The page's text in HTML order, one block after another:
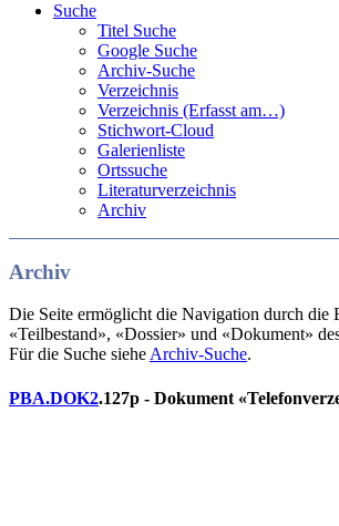
Suche
Titel Suche
Google Suche
Archiv-Suche
Verzeichnis
Verzeichnis (Erfasst am…)
Stichwort-Cloud
Galerienliste
Ortssuche
Literaturverzeichnis
Archiv
Archiv
Die Seite ermöglicht die Navigation durch die
«Teilbestand», «Dossier» und «Dokument»
Für die Suche sieheArchiv-Suche.
PBA.DOK2.127p - Dokument